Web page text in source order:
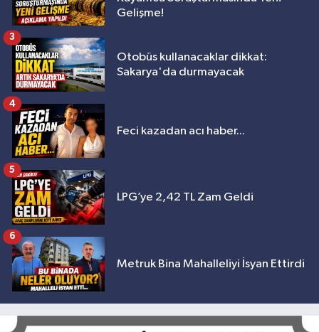
Gelişme!
Otobüs kullanacaklar dikkat:
Sakarya'da durmayacak
3
Feci kazadan acı haber...
4
LPG’ye 2,42 TL Zam Geldi
5
Metruk Bina Mahalleliyi İsyan Ettirdi
6